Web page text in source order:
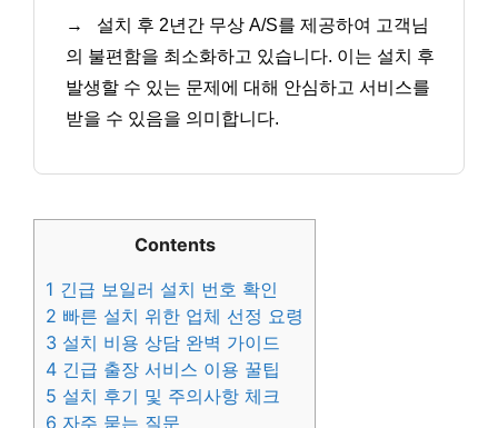
→
설치 후 2년간 무상 A/S를 제공하여 고객님
의 불편함을 최소화하고 있습니다. 이는 설치 후
발생할 수 있는 문제에 대해 안심하고 서비스를
받을 수 있음을 의미합니다.
Contents
1 긴급 보일러 설치 번호 확인
2 빠른 설치 위한 업체 선정 요령
3 설치 비용 상담 완벽 가이드
4 긴급 출장 서비스 이용 꿀팁
5 설치 후기 및 주의사항 체크
6 자주 묻는 질문